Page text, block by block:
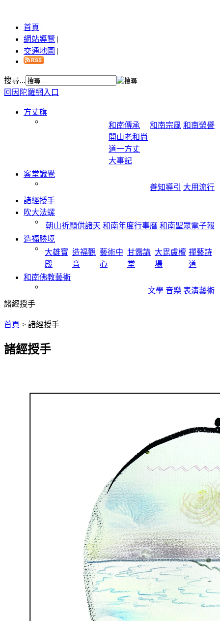
首頁 |
網站導覽 |
交通地圖 |
搜尋...
回因陀羅網入口
方丈旗
和南傳承
開山老和尚
道一方丈
大事記
和南宗風 和南榮譽
客堂識覺
善知導引
大用流行
諸經授手
吹大法螺
朝山祈願供諸天 和南年度行事曆 和南聖眾電子報
造福勝境
大雄寶
殿
造福觀
音
藝術中
心
甘露講
堂
大毘盧檀
場
禪藝詩
道
和南佛教藝術
文學 音樂 表演藝術
諸經授手
首頁 > 諸經授手
諸經授手